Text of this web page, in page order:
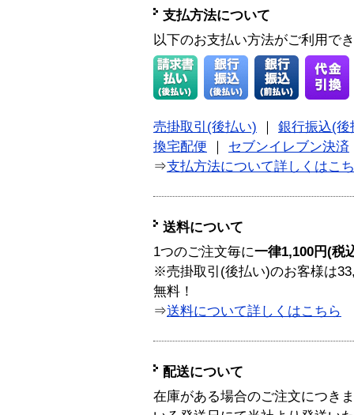
支払方法について
以下のお支払い方法がご利用で
売掛取引(後払い)
銀行振込(後
換宅配便
セブンイレブン決済
⇒支払方法について詳しくはこ
送料について
1つのご注文毎に一律1,100円(税
※売掛取引(後払い)のお客様は
無料！
⇒送料について詳しくはこちら
配送について
在庫がある場合のご注文につき